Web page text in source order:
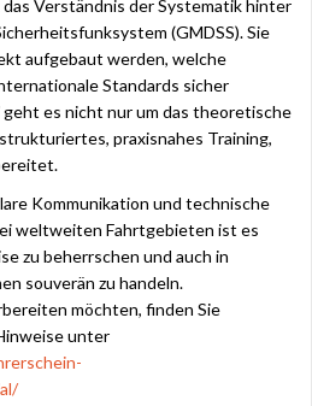
Verständnis der Systematik hinter
(GMDSS). Sie
aufgebaut werden, welche
Standards sicher
es nicht nur um das theoretische
praxisnahes Training,
Kommunikation und technische
weltweiten Fahrtgebieten ist es
zu beherrschen und auch in
souverän zu handeln.
möchten, finden Sie
unter